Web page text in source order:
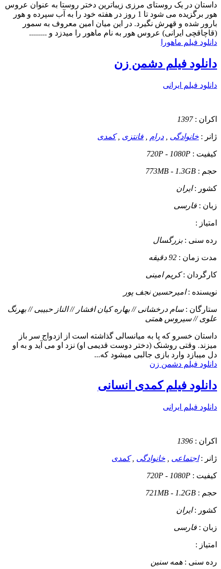
داستان در یک روستای مرزی زیباترین دختر روستا به عنوان عروس
هور برگزیده می شود تا 1 روز در هفته خود را به آب سپرده و هور
بارور شده و قهرش نگیرد. در این میان امین معروف به سمور
(قاچاقچی ایرانی) عروس هور به نام ماهور را میدزد و .........
دانلود فیلم ماهورا
دانلود فیلم دشمن زن
دانلود فیلم ایرانی
اکران :1397
ژانر : خانوادگی درام فانتزی ,کمدی
کیفیت : 720P - 1080P
حجم : 773MB - 1.3GB
کشور :ایران
زبان : فارسی
امتیاز :
رده سنی :بزرگسال
مدت زمان : 92 دقیقه
کارگردان :کریم امینی
نویسنده :امیرحسین نجف پور
ستارگان :سام درخشانی // بهاره کیان افشار // الناز حبیبی // بهرنگ
علوی // سیروس همتی
داستان خسرو که پا به میانسالی گذاشته است از ازدواج سر باز
میزند. وقتی روشنک (دختر دوست قدیمی او) نزد او می آید و به او
دل میبازد وارد بازی جالبی میشود که...
دانلود فیلم دشمن زن
دانلود فیلم کمدی انسانی
دانلود فیلم ایرانی
اکران : 1396
ژانر :اجتماعی خانوادگی ,کمدی
کیفیت : 720P - 1080P
حجم : 721MB - 1.2GB
کشور :ایران
زبان : فارسی
امتیاز :
رده سنی : همه سنین